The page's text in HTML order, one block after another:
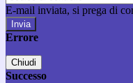
E-mail inviata, si prega di
Errore
Chiudi
Successo